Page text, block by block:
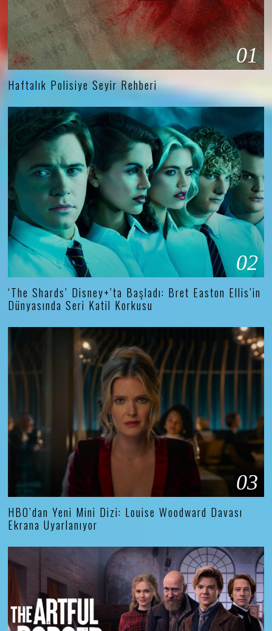
01
Haftalık Polisiye Seyir Rehberi
02
‘The Shards’ Disney+’ta Başladı: Bret Easton Ellis’in
Dünyasında Seri Katil Korkusu
03
HBO’dan Yeni Mini Dizi: Louise Woodward Davası
Ekrana Uyarlanıyor